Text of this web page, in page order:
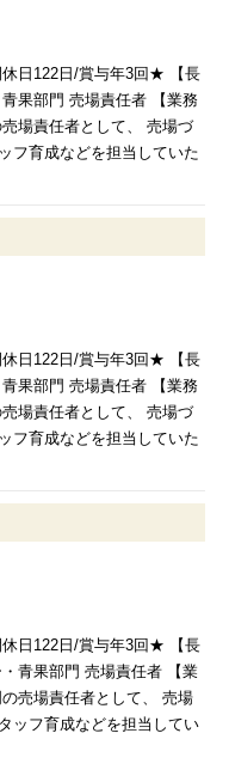
日122日/賞与年3回★ 【長
果部門 売場責任者 【業務
場責任者として、 売場づ
フ育成などを担当していた
日122日/賞与年3回★ 【長
果部門 売場責任者 【業務
場責任者として、 売場づ
フ育成などを担当していた
日122日/賞与年3回★ 【長
青果部門 売場責任者 【業
売場責任者として、 売場
ッフ育成などを担当してい